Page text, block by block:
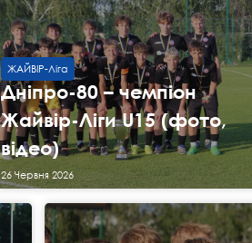
ЖАЙВІР-Ліга
Дніпро-80 – чемпіон
Жайвір-Ліги U15 (фото,
відео)
26 Червня 2026